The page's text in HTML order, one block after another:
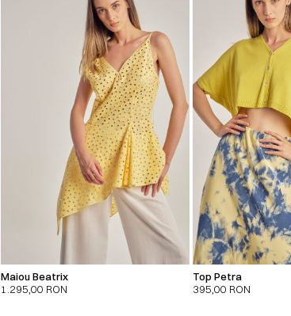
Maiou Beatrix
1.295,00 RON
Top Petra
395,00 RON